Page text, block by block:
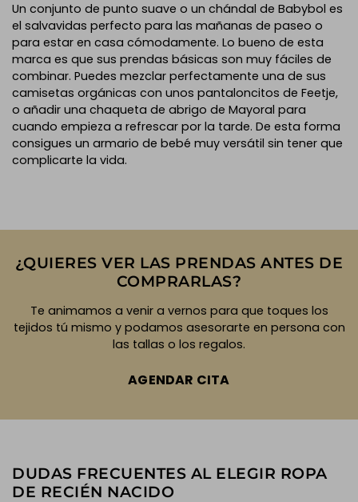
Un conjunto de punto suave o un chándal de Babybol es
el salvavidas perfecto para las mañanas de paseo o
para estar en casa cómodamente. Lo bueno de esta
marca es que sus prendas básicas son muy fáciles de
combinar. Puedes mezclar perfectamente una de sus
camisetas orgánicas con unos pantaloncitos de Feetje,
o añadir una chaqueta de abrigo de Mayoral para
cuando empieza a refrescar por la tarde. De esta forma
consigues un armario de bebé muy versátil sin tener que
complicarte la vida.
¿QUIERES VER LAS PRENDAS ANTES DE
COMPRARLAS?
Te animamos a venir a vernos para que toques los
tejidos tú mismo y podamos asesorarte en persona con
las tallas o los regalos.
AGENDAR CITA
DUDAS FRECUENTES AL ELEGIR ROPA
DE RECIÉN NACIDO